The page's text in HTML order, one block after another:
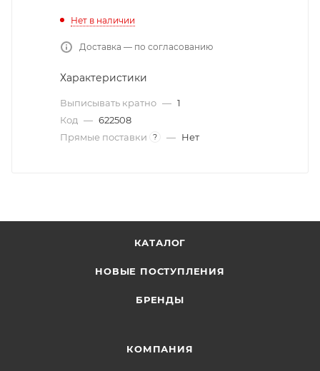
Нет в наличии
Доставка — по согласованию
Характеристики
Выписывать кратно — 1
Код — 622508
Прямые поставки
? — Нет
КАТАЛОГ
НОВЫЕ ПОСТУПЛЕНИЯ
БРЕНДЫ
КОМПАНИЯ